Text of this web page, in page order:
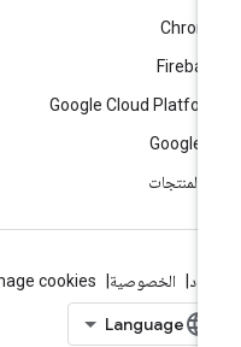
Google Cloud
Google
المنتجات
الخصوصية Manage cookies